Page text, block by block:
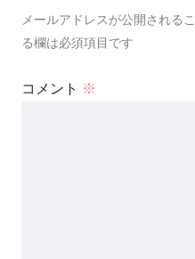
メールアドレスが公開される
る欄は必須項目です
コメント ※